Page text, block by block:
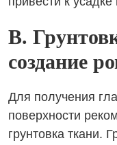
B.
создание
Для получения
поверхности
грунтовка ткани.